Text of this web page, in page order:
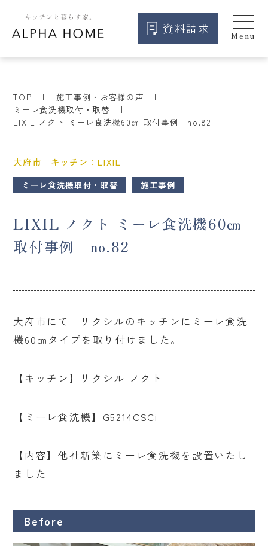
資料請求
TOP
施工事例・お客様の声
ミーレ食洗機取付・取替
LIXIL ノクト ミーレ食洗機60㎝ 取付事例 no.82
大府市 キッチン：LIXIL
ミーレ食洗機取付・取替 施工事例
LIXIL ノクト ミーレ食洗機60㎝
取付事例 no.82
大府市にて リクシルのキッチンにミーレ食洗
機60㎝タイプを取り付けました。
【キッチン】リクシル ノクト
【ミーレ食洗機】G5214CSCi
【内容】他社新築にミーレ食洗機を設置いたし
ました
Before